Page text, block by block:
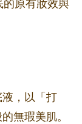
的原有妝效與
液，以「打
無瑕美肌。